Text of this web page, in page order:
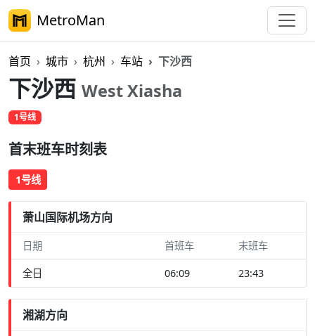
MetroMan
首页 城市 杭州 车站 下沙西
下沙西 West Xiasha
1号线
首末班车时刻表
1号线
萧山国际机场方向
日期 首班车 末班车
全日 06:09 23:43
湘湖方向